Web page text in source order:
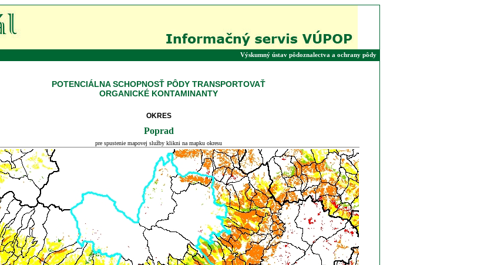
Výskumný ústav pôdoznalectva a ochrany pôdyo
POTENCIÁLNA SCHOPNOSŤ PÔDY TRANSPORTOVAŤ
ORGANICKÉ KONTAMINANTY
OKRES
Poprad
pre spustenie mapovej služby klikni na mapku okresu